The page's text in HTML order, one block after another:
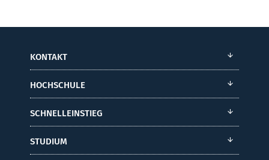
KONTAKT
HOCHSCHULE
SCHNELLEINSTIEG
STUDIUM